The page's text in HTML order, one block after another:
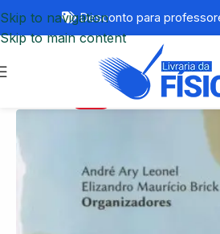
Skip to navigation
Skip to main content
Desconto para